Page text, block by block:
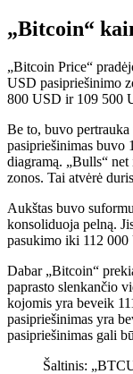
„Bitcoin“
„Bitcoin Price“
USD pasipriešinimo
800 USD ir 109 500
Be to, buvo
pasipriešinimas
diagramą. „Bulls“
zonos. Tai atvėrė
Aukštas buvo
konsoliduoja pelną.
pasukimo iki 112 000
Dabar „Bitcoin“
paprasto slenkančio
kojomis yra beveik
pasipriešinimas yra
pasipriešinimas gali
Šaltinis: